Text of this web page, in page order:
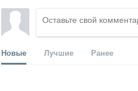
Новые Лучшие Ранее